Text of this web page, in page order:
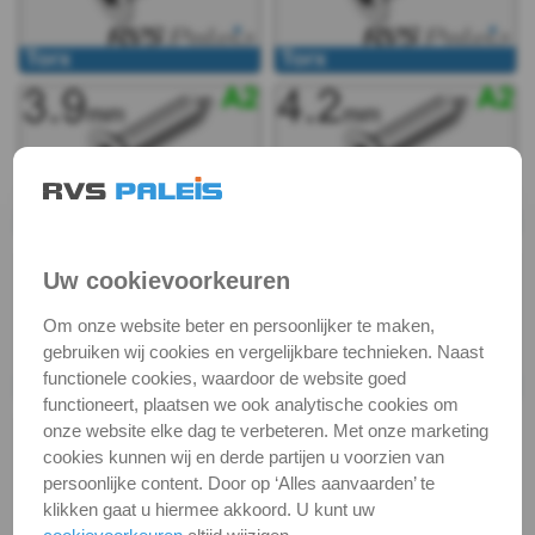
DIN
7981
Z
DIN
TX
DIN
7982
H
DIN
Uw cookievoorkeuren
Om onze website beter en persoonlijker te maken,
gebruiken wij cookies en vergelijkbare technieken. Naast
functionele cookies, waardoor de website goed
functioneert, plaatsen we ook analytische cookies om
onze website elke dag te verbeteren. Met onze marketing
cookies kunnen wij en derde partijen u voorzien van
persoonlijke content. Door op ‘Alles aanvaarden’ te
klikken gaat u hiermee akkoord. U kunt uw